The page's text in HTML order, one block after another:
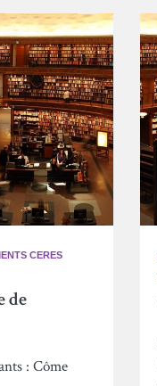
CERES
de
: Côme